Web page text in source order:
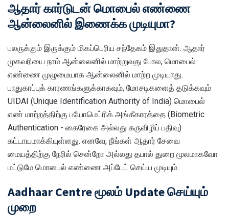
ஆதார் கார்டுடன் மொபைல் எண்ணை
ஆன்லைனில் இணைக்க முடியுமா?
பலருக்கும் இருக்கும் மிகப்பெரிய சந்தேகம் இதுதான். ஆதார்
முகவரியை நாம் ஆன்லைனில் மாற்றுவது போல, மொபைல்
எண்ணை முழுமையாக ஆன்லைனில் மாற்ற முடியாது.
பாதுகாப்புக் காரணங்களுக்காகவும், மோசடிகளைத் தடுக்கவும்
UIDAI (Unique Identification Authority of India) மொபைல்
எண் மாற்றத்திற்கு பயோமெட்ரிக் அங்கீகாரத்தை (Biometric
Authentication - கைரேகை அல்லது கருவிழிப் பதிவு)
கட்டாயமாக்கியுள்ளது. எனவே, நீங்கள் ஆதார் சேவை
மையத்திற்கு நேரில் சென்றோ அல்லது தபால் துறை மூலமாகவோ
மட்டுமே மொபைல் எண்ணை அப்டேட் செய்ய முடியும்.
Aadhaar Centre மூலம் Update செய்யும்
முறை